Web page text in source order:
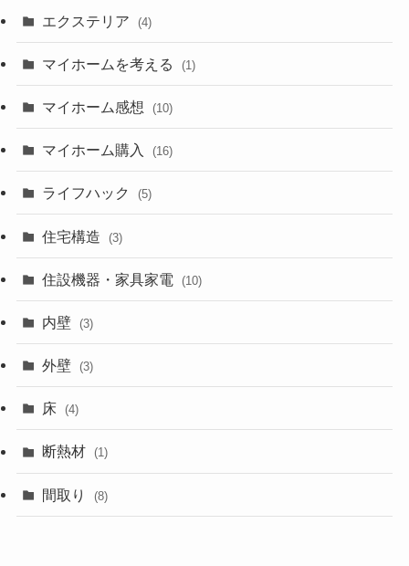
エクステリア (4)
マイホームを考える (1)
マイホーム感想 (10)
マイホーム購入 (16)
ライフハック (5)
住宅構造 (3)
住設機器・家具家電 (10)
内壁 (3)
外壁 (3)
床 (4)
断熱材 (1)
間取り (8)